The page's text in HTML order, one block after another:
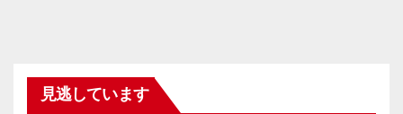
見逃しています